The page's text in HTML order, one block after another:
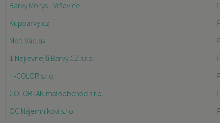
Barvy Morys - Vršovice
Kupbarvy.cz
Motl Václav
1.Nejlevnejší Barvy.CZ s.r.o.
H-COLOR s.r.o.
COLORLAK maloobchod s.r.o.
OC Nájemníkovi s.r.o.